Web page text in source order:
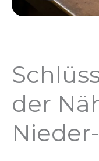
der